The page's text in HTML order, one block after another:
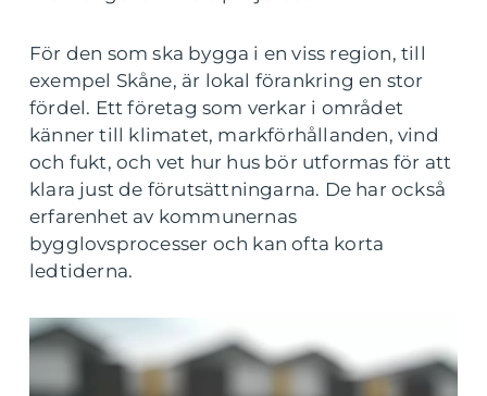
För den som ska bygga i en viss region, till
exempel Skåne, är lokal förankring en stor
fördel. Ett företag som verkar i området
känner till klimatet, markförhållanden, vind
och fukt, och vet hur hus bör utformas för att
klara just de förutsättningarna. De har också
erfarenhet av kommunernas
bygglovsprocesser och kan ofta korta
ledtiderna.